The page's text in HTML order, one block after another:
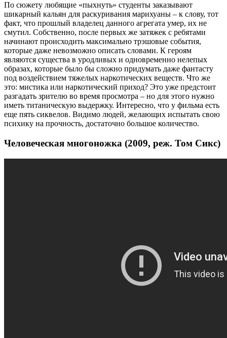
По сюжету любящие «пыхнуть» студенты заказывают
шикарный кальян для раскуривания марихуаны – к слову, тот
факт, что прошлый владелец данного агрегата умер, их не
смутил. Собственно, после первых же затяжек с ребятами
начинают происходить максимально трэшовые события,
которые даже невозможно описать словами. К героям
являются существа в уродливых и одновременно нелепых
образах, которые было бы сложно придумать даже фантасту
под воздействием тяжелых наркотических веществ. Что же
это: мистика или наркотический приход? Это уже предстоит
разгадать зрителю во время просмотра – но для этого нужно
иметь титаническую выдержку. Интересно, что у фильма есть
еще пять сиквелов. Видимо людей, желающих испытать свою
психику на прочность, достаточно большое количество.
Человеческая многоножка (2009, реж. Том Сикс)